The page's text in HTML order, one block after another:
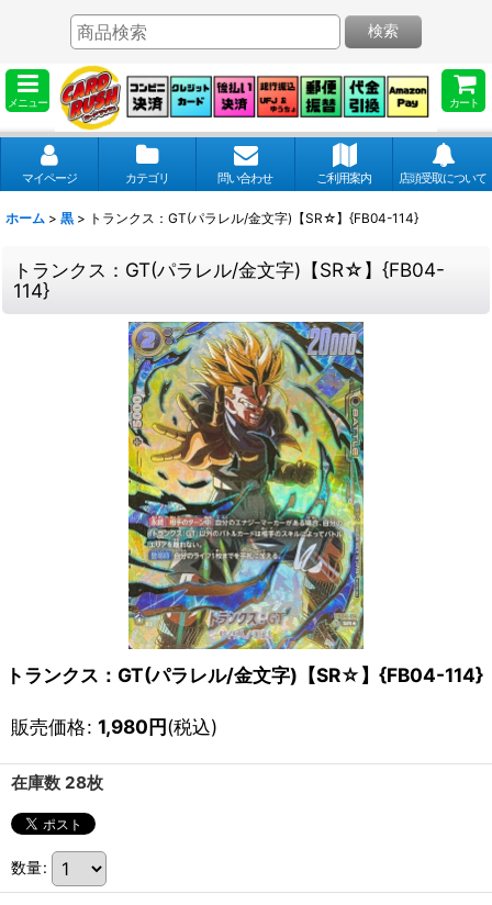
メニュー カート
検索
マイページ カテゴリ 問い合わせ ご利用案内 店頭受取について
ホーム > 黒 > トランクス：GT(パラレル/金文字)【SR☆】{FB04-114}
トランクス：GT(パラレル/金文字)【SR☆】{FB04-
114}
トランクス：GT(パラレル/金文字)【SR☆】{FB04-114}
販売価格: 1,980円(税込)
在庫数 28枚
数量: